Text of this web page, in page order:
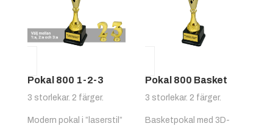
Pokal 800 1-2-3
3 storlekar. 2 färger.
Modern pokal i ”laserstil”
Pokal 800 Basket
3 storlekar. 2 färger.
Basketpokal med 3D-